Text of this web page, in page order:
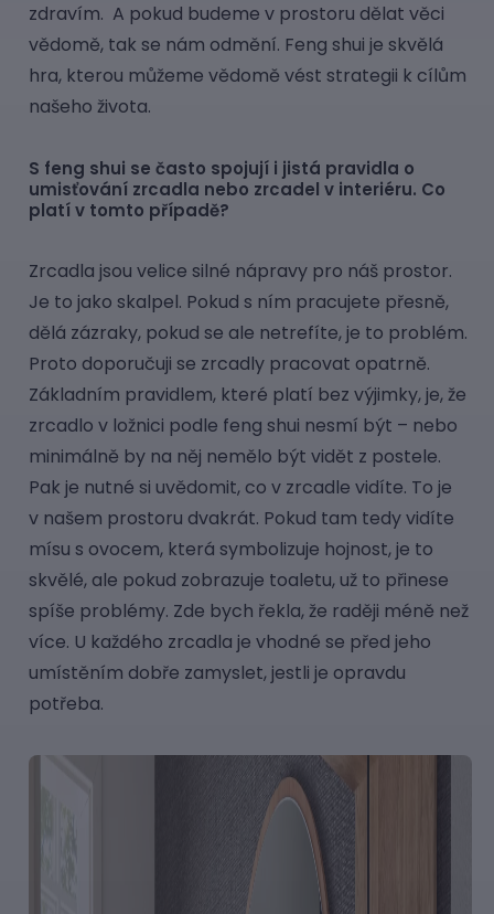
zdravím. A pokud budeme v prostoru dělat věci
vědomě, tak se nám odmění. Feng shui je skvělá
hra, kterou můžeme vědomě vést strategii k cílům
našeho života.
S feng shui se často spojují i jistá pravidla o
umisťování zrcadla nebo zrcadel v interiéru. Co
platí v tomto případě?
Zrcadla jsou velice silné nápravy pro náš prostor.
Je to jako skalpel. Pokud s ním pracujete přesně,
dělá zázraky, pokud se ale netrefíte, je to problém.
Proto doporučuji se zrcadly pracovat opatrně.
Základním pravidlem, které platí bez výjimky, je, že
zrcadlo v ložnici podle feng shui nesmí být – nebo
minimálně by na něj nemělo být vidět z postele.
Pak je nutné si uvědomit, co v zrcadle vidíte. To je
v našem prostoru dvakrát. Pokud tam tedy vidíte
mísu s ovocem, která symbolizuje hojnost, je to
skvělé, ale pokud zobrazuje toaletu, už to přinese
spíše problémy. Zde bych řekla, že raději méně než
více. U každého zrcadla je vhodné se před jeho
umístěním dobře zamyslet, jestli je opravdu
potřeba.